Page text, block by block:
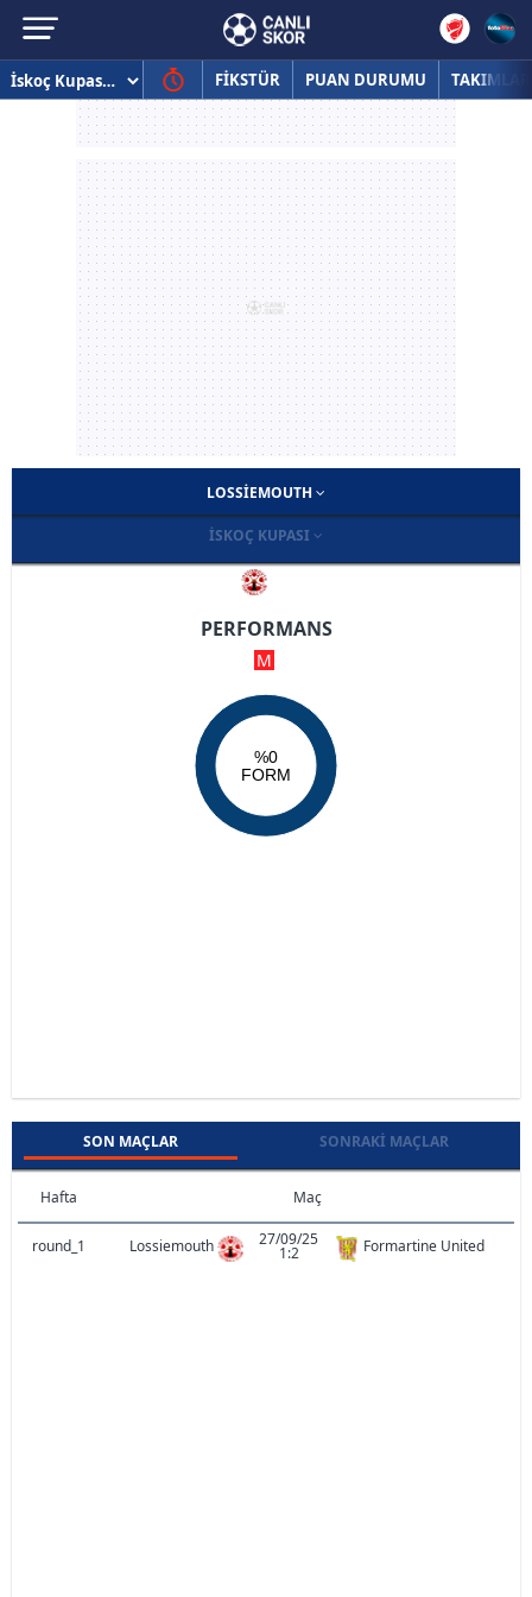
FİKSTÜR PUAN DURUMU TAKIMLAR
LOSSIEMOUTH
İSKOÇ KUPASI
PERFORMANS
M
%0
FORM
SON MAÇLAR SONRAKI MAÇLAR
Hafta Maç
round_1 Lossiemouth 27/09/25
1:2 Formartine United